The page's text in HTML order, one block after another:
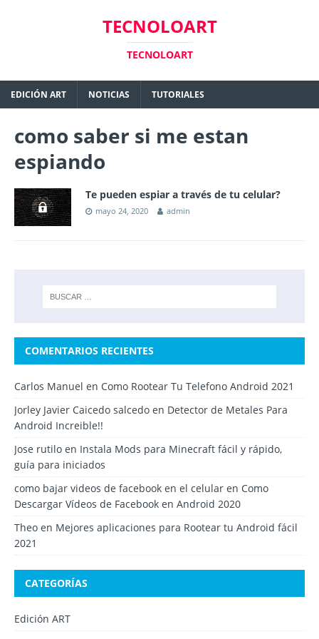
TECNOLOART
TECNOLOART
EDICIÓN ART NOTICIAS TUTORIALES
como saber si me estan
espiando
Te pueden espiar a través de tu celular?
mayo 24, 2020 admin
COMENTARIOS RECIENTES
Carlos Manuel en Como Rootear Tu Telefono Android 2021
Jorley Javier Caicedo salcedo en Detector de Metales Para
Android Increible!!
Jose rutilo en Instala Mods para Minecraft fácil y rápido,
guía para iniciados
como bajar videos de facebook en el celular en Como
Descargar Vídeos de Facebook en Android 2020
Theo en Mejores aplicaciones para Rootear tu Android fácil
2021
CATEGORÍAS
Edición ART